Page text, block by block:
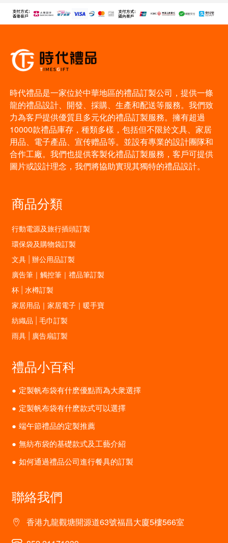
時代禮品是一家位於中華地區的禮品訂製公司，提供一條
龍的禮品設計、開發、採購、生產和配送等服務。我們致
力為客戶提供優質且多元化的禮品訂製服務。擁有超過
10000款禮品庫存，種類多樣，包括但不限於文具、家居
用品、電子產品、宣传赠品等。並設有專業的設計團隊和
合作工廠。我們也提供客製化禮品訂製服務，客戶可提供
圖片或設計理念，我們將協助實現其獨特的禮品設計。
商品分類
行動電源及旅行插頭訂製
環保袋及購物袋訂製
文具 | 辦公用品訂製
廣告筆｜觸控筆｜禮品筆訂製
杯 | 水樽訂製
家居用品｜家居電子｜暖手寶
紡織品 | 毛巾訂製
雨具 | 廣告扇訂製
禮品小百科
定製帆布袋有什麽優點而為大衆選擇
定製帆布袋有什麽款式可以選擇
端午節禮品的定製推薦
無紡布袋的基礎款式及工藝介紹
如何通過禮品公司進行餐具的訂製
聯絡我們
香港九龍觀塘開源道63號福昌大廈5樓566室